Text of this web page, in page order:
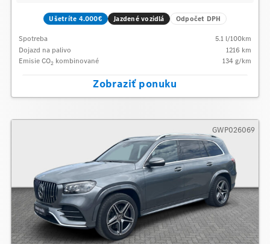
Ušetríte 4.000€ Jazdené vozidlá Odpočet DPH
Spotreba 5.1 l/100km
Dojazd na palivo
1216 km
Emisie CO2 kombinované 134 g/km
Zobraziť ponuku
GWP026069